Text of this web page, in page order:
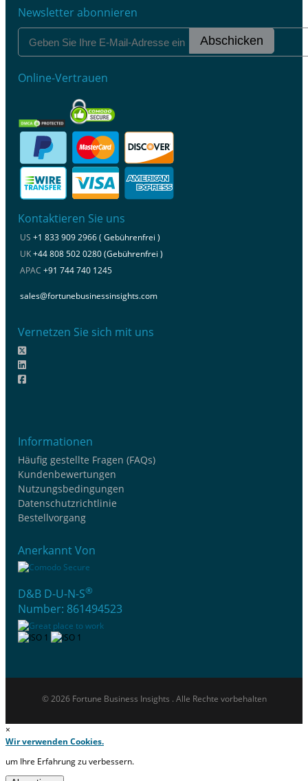
Newsletter abonnieren
Abschicken
Online-Vertrauen
Kontaktieren Sie uns
US +1 833 909 2966 ( Gebührenfrei )
UK+44 808 502 0280 (Gebührenfrei )
APAC +91 744 740 1245
sales@fortunebusinessinsights.com
Vernetzen Sie sich mit uns
Informationen
Häufig gestellte Fragen (FAQs)
Kundenbewertungen
Nutzungsbedingungen
Datenschutzrichtlinie
Bestellvorgang
Anerkannt Von
D&B D-U-N-S®
Number: 861494523
© 2026 Fortune Business Insights . Alle Rechte vorbehalten
×
Wir verwenden Cookies.
um Ihre Erfahrung zu verbessern.